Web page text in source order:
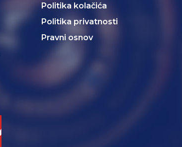
Politika kolačića
Politika privatnosti
Pravni osnov